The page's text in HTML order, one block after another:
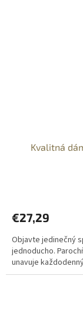
Kvalitná
€27,29
Objavte jedinečný
jednoducho.
unavuje